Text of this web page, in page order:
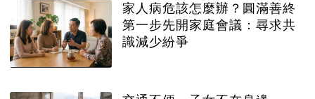
家人病危該怎麼辦？圓滿善終
第一步先開家庭會議：尋求共
識減少紛爭